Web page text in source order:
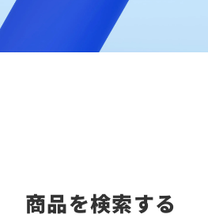
商品を検索する